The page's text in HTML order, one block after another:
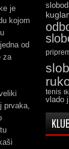
je
kojom
od
za
prvaka,
tenis
vlado